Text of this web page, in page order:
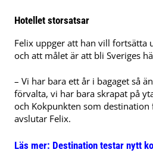
Hotellet storsatsar
Felix uppger att han vill fortsätta
och att målet är att bli Sveriges
– Vi har bara ett år i bagaget så
förvalta, vi har bara skrapat på
och Kokpunkten som destination
avslutar Felix.
Läs mer: Destination testar nytt